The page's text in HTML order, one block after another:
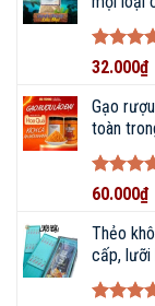
Facebook
Website
Được xếp
55
sao
32.000₫
Gạo
toàn
Được xếp
55
sao
60.000₫
Thẻo
cấp, lưỡi